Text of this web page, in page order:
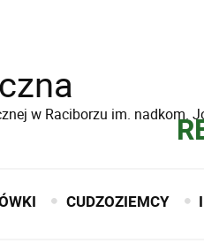
w Raciborzu im. nadkom.
CUDZOZIEMCY